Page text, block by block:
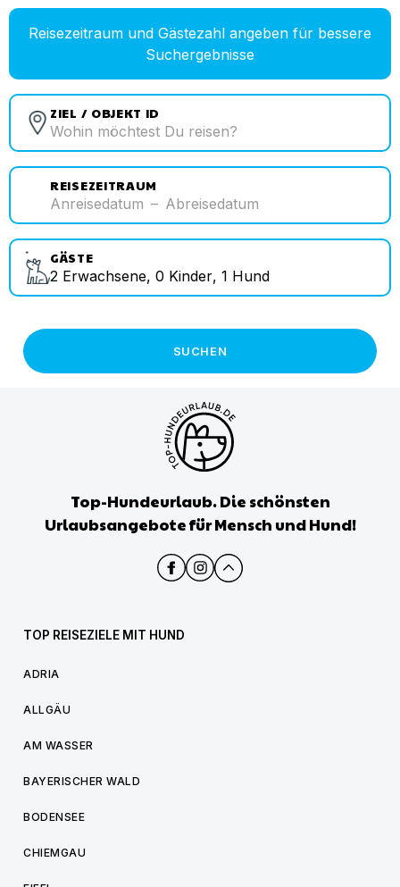
Reisezeitraum und Gästezahl angeben für bessere
Suchergebnisse
ZIEL / OBJEKT ID
REISEZEITRAUM
Anreisedatum – Abreisedatum
GÄSTE
2 Erwachsene, 0 Kinder, 1 Hund
SUCHEN
Top-Hundeurlaub. Die schönsten
Urlaubsangebote für Mensch und Hund!
TOP REISEZIELE MIT HUND
ADRIA
ALLGÄU
AM WASSER
BAYERISCHER WALD
BODENSEE
CHIEMGAU